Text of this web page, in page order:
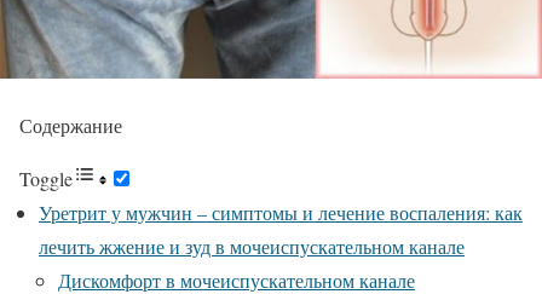
Содержание
Toggle
Уретрит у мужчин – симптомы и лечение воспаления: как
лечить жжение и зуд в мочеиспускательном канале
Дискомфорт в мочеиспускательном канале